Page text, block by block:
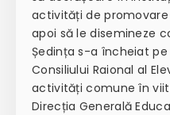
activități de
apoi să le disemineze
Ședința s-a încheiat
Consiliului Raional al
activități comune în
Direcția Generală